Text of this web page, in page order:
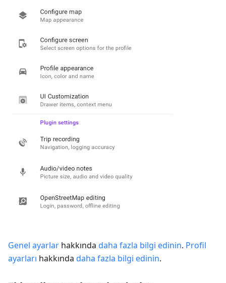
Genel ayarlar hakkında daha fazla bilgi edinin. Profil
ayarları hakkında daha fazla bilgi edinin.